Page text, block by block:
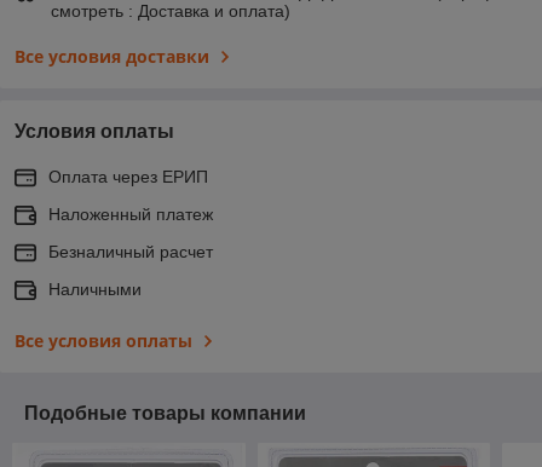
смотреть : Доставка и оплата)
Все условия доставки
Условия оплаты
Оплата через ЕРИП
Наложенный платеж
Безналичный расчет
Наличными
Все условия оплаты
Подобные товары компании